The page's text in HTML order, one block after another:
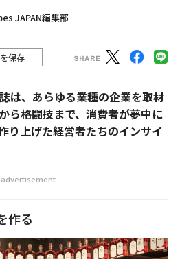
JAPAN編集部
保存
は、あらゆる業種の企業を取材
ら格闘技まで、消費者が夢中に
り上げた経営者たちのインサイ
advertisement
作る